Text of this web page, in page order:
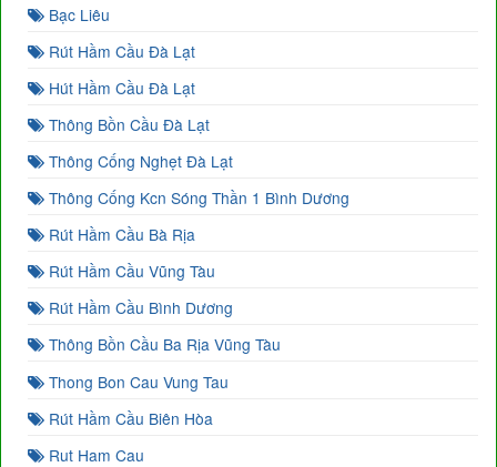
Bạc Liêu
Rút Hầm Cầu Đà Lạt
Hút Hầm Cầu Đà Lạt
Thông Bồn Cầu Đà Lạt
Thông Cống Nghẹt Đà Lạt
Thông Cống Kcn Sóng Thần 1 Bình Dương
Rút Hầm Cầu Bà Rịa
Rút Hầm Cầu Vũng Tàu
Rút Hầm Cầu Bình Dương
Thông Bồn Cầu Ba Rịa Vũng Tàu
Thong Bon Cau Vung Tau
Rút Hầm Cầu Biên Hòa
Rut Ham Cau